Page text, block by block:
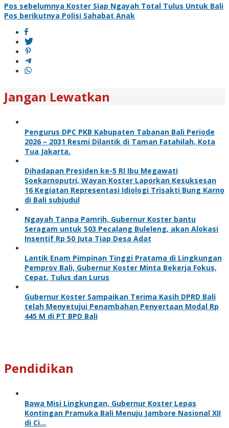
Pos sebelumnya Koster Siap Ngayah Total Tulus Untuk Bali
Pos berikutnya Polisi Sahabat Anak
Jangan Lewatkan
Pengurus DPC PKB Kabupaten Tabanan Bali Periode
2026 – 2031 Resmi Dilantik di Taman Fatahilah, Kota
Tua Jakarta.
Dihadapan Presiden ke-5 RI Ibu Megawati
Soekarnoputri, Wayan Koster Laporkan Kesuksesan
16 Kegiatan Representasi Idiologi Trisakti Bung Karno
di Bali subjudul
Ngayah Tanpa Pamrih, Gubernur Koster bantu
Seragam untuk 503 Pecalang Buleleng, akan Alokasi
Insentif Rp 50 Juta Tiap Desa Adat
Lantik Enam Pimpinan Tinggi Pratama di Lingkungan
Pemprov Bali, Gubernur Koster Minta Bekerja Fokus,
Cepat, Tulus dan Lurus
Gubernur Koster Sampaikan Terima Kasih DPRD Bali
telah Menyetujui Penambahan Penyertaan Modal Rp
445 M di PT BPD Bali
Pendidikan
Bawa Misi Lingkungan, Gubernur Koster Lepas
Kontingan Pramuka Bali Menuju Jambore Nasional XII
di Ci…